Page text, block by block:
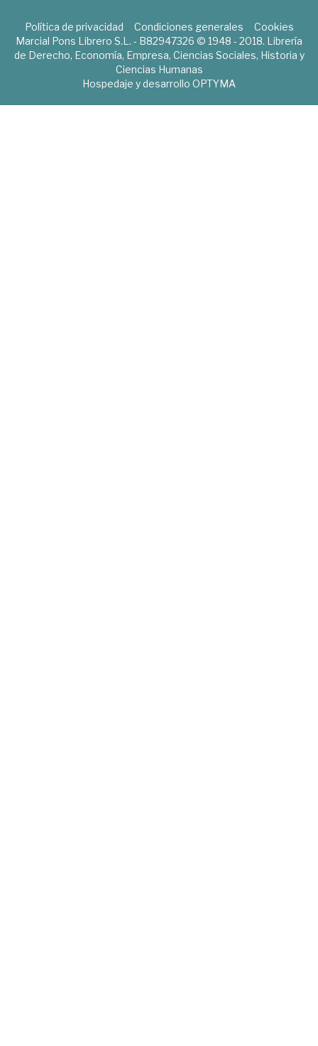
Política de privacidad Condiciones generales
Cookies
Marcial Pons Librero S.L. - B82947326 © 1948 - 2018. Librería
de Derecho, Economía, Empresa, Ciencias Sociales, Historia y
Ciencias Humanas
Hospedaje y desarrollo OPTYMA